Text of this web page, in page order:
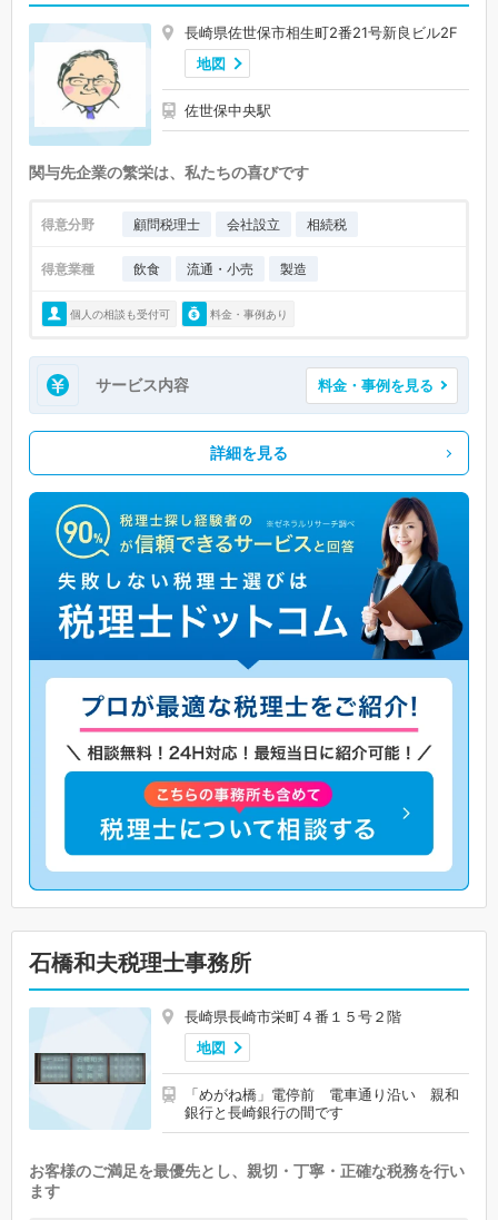
長崎県佐世保市相生町2番21号新良ビル2F
地図
佐世保中央駅
関与先企業の繁栄は、私たちの喜びです
得意分野 顧問税理士 会社設立 相続税
得意業種 飲食 流通・小売 製造
個人の相談も受付可 料金・事例あり
サービス内容 料金・事例を見る
詳細を見る
石橋和夫税理士事務所
長崎県長崎市栄町４番１５号２階
地図
「めがね橋」電停前 電車通り沿い 親和
銀行と長崎銀行の間です
お客様のご満足を最優先とし、親切・丁寧・正確な税務を行い
ます